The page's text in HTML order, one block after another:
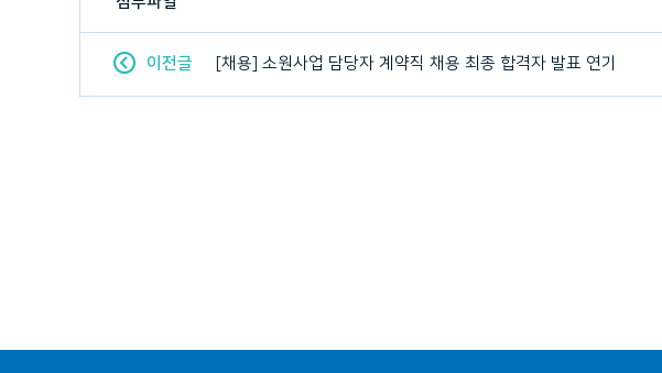
이전글 [채용] 소원사업 담당자 계약직 채용 최종 합격자 발표 연기